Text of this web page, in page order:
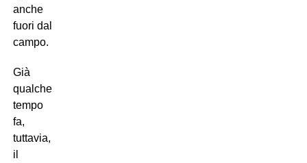
anche
fuori dal
campo.
Già
qualche
tempo
fa,
tuttavia,
il